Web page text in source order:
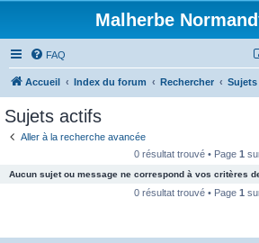
Malherbe
FAQ
Accueil Index du forum Rechercher
Sujets actifs
Aller à la recherche avancée
0 résultat trouvé • Page 1
Aucun sujet ou message ne correspond à vos critères
0 résultat trouvé • Page 1